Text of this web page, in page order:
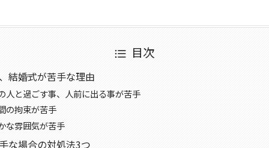
目次
結婚式が苦手な理由
人と過ごす事、人前に出る事が苦手
の拘束が苦手
な雰囲気が苦手
な場合の対処法3つ